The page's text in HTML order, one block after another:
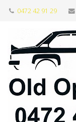
0472 42 91 29